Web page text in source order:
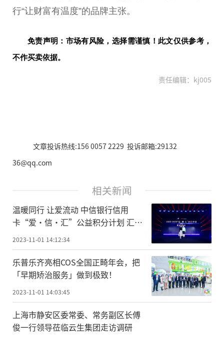
行“让财富有温度”的品牌主张。
免责声明：市场有风险，选择需谨慎！此文仅供参考，
不作买卖依据。
责任编辑：kj005
文章投诉热线:156 0057 2229 投诉邮箱:29132
36@qq.com
相关新闻
温暖同行 让爱流动 中信银行信用
卡“爱·信·汇”公益积分计划 汇聚
2023-11-01 14:12:34
乐普乐齐亮相COS全国正畸年会，把
「早期矫治服务」做到极致！
2023-11-01 14:03:45
上海市静安区委常委、常务副区长傅
俊一行领导莅临云生集团走访调研